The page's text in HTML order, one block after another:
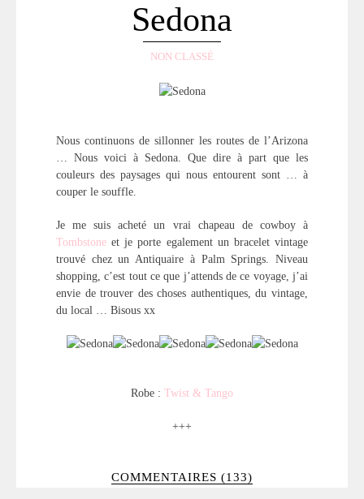
Sedona
NON CLASSÉ
Nous continuons de sillonner les routes de l’Arizona
… Nous voici à Sedona. Que dire à part que les
couleurs des paysages qui nous entourent sont … à
couper le souffle.
Je me suis acheté un vrai chapeau de cowboy à
Tombstoneet je porte egalement un bracelet vintage
trouvé chez un Antiquaire à Palm Springs. Niveau
shopping, c’est tout ce que j’attends de ce voyage, j’ai
envie de trouver des choses authentiques, du vintage,
du local … Bisous xx
Robe : Twist & Tango
+++
COMMENTAIRES (133)